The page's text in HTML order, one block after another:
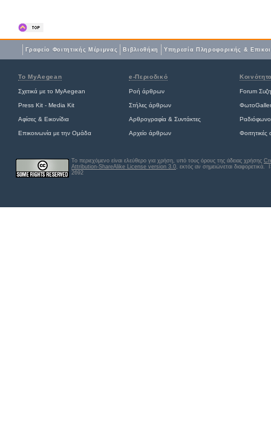
Γραφείο Φοιτητικής Μέριμνας Βιβλιοθήκη Yπηρεσία Πληροφορικής &
Το MyAegean e-Περιοδικό
Σχετικά με το MyAegean Ροή άρθρων Forum
Press Kit - Media Kit Στήλες άρθρων
Αφίσες & Εικονίδια Αρθρογραφία & Συντάκτες Ραδιόφωνο
Επικοινωνία με την Ομάδα Αρχείο άρθρων
Το περιεχόμενο είναι ελεύθερο για χρήση, υπό τους όρους της άδειας χρήσης
Attribution-ShareAlike License version 3.0, εκτός αν σημειώνεται διαφορετικά.
2692